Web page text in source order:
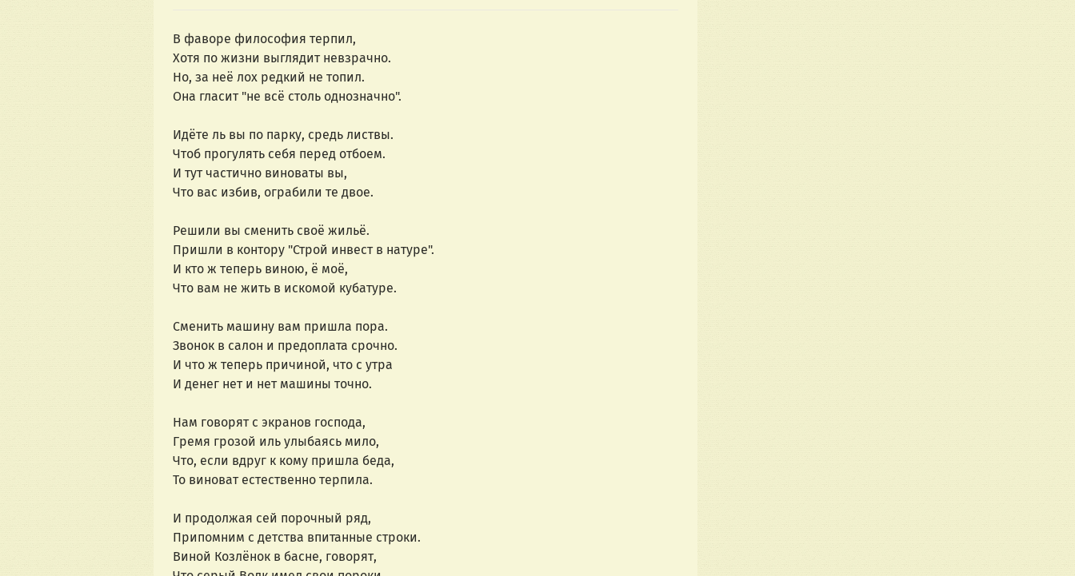
В фаворе философия терпил,
Хотя по жизни выглядит невзрачно.
Но, за неё лох редкий не топил.
Она гласит "не всё столь однозначно".
Идёте ль вы по парку, средь листвы.
Чтоб прогулять себя перед отбоем.
И тут частично виноваты вы,
Что вас избив, ограбили те двое.
Решили вы сменить своё жильё.
Пришли в контору "Строй инвест в натуре".
И кто ж теперь виною, ё моё,
Что вам не жить в искомой кубатуре.
Сменить машину вам пришла пора.
Звонок в салон и предоплата срочно.
И что ж теперь причиной, что с утра
И денег нет и нет машины точно.
Нам говорят с экранов господа,
Гремя грозой иль улыбаясь мило,
Что, если вдруг к кому пришла беда,
То виноват естественно терпила.
И продолжая сей порочный ряд,
Припомним с детства впитанные строки.
Виной Козлёнок в басне, говорят,